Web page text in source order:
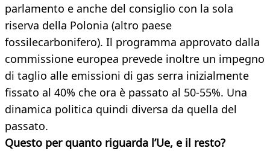
parlamento e anche del consiglio con la sola
riserva della Polonia (altro paese
fossilecarbonifero). Il programma approvato dalla
commissione europea prevede inoltre un impegno
di taglio alle emissioni di gas serra inizialmente
fissato al 40% che ora è passato al 50-55%. Una
dinamica politica quindi diversa da quella del
passato.
Questo per quanto riguarda l’Ue, e il resto?